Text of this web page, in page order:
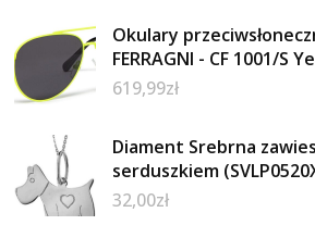
Okulary
FERRAGNI - CF 1001/S
619,99zł
Diament Srebrna
serduszkiem
32,00zł